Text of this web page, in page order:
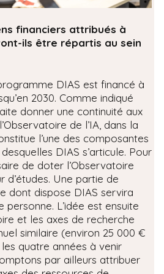
financiers attribués à
ils être répartis au sein
DIAS est financé à
2030. Comme indiqué
donner une continuité aux
de l’IA, dans la
l’une des composantes
DIAS s’articule. Pour
de doter l’Observatoire
d’études. Une partie de
dont dispose DIAS servira
L’idée est ensuite
et les axes de recherche
similaire (environ 25 000 €
quatre années à venir
par ailleurs attribuer